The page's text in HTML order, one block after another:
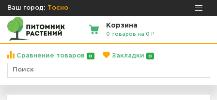
Ваш город: Тосно
Корзина
0 товаров на 0 ₽
Сравнение товаров 0 Закладки 0